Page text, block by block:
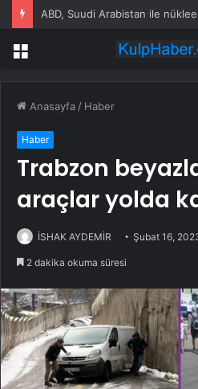
Menü
Anasayfa / Haber
Haber
Trabzon
araçlar yolda
İSHAK AYDEMİR Şubat 16,
2 dakika okuma süresi